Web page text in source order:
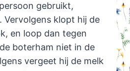
gebruikt,
Vervolgens klopt hij de
en loop dan tegen
boterham niet in de
vergeet hij de melk